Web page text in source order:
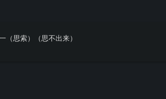
思索）（思不出来）